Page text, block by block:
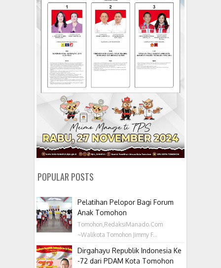
POPULAR POSTS
Pelatihan Pelopor Bagi Forum
Anak Tomohon
Tomohon,RedaksiManado.Com
~Walikota Tomohon Jimmy F...
Dirgahayu Republik Indonesia Ke
-72 dari PDAM Kota Tomohon